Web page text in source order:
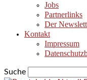
Jobs
Partnerlinks
Der
Kontakt
Impressum
Suche